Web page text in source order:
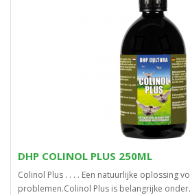
DHP COLINOL PLUS 250ML
Colinol Plus . . . . Een natuurlijke oplossing
problemen.Colinol Plus is belangrijke